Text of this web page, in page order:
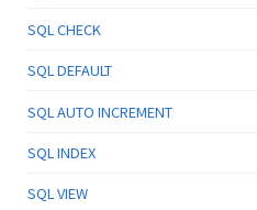
SQL CHECK
SQL DEFAULT
SQL AUTO INCREMENT
SQL INDEX
SQL VIEW